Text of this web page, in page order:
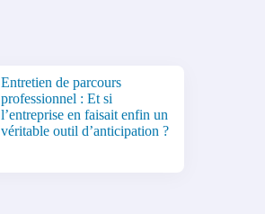
Entretien de parcours
professionnel : Et si
l’entreprise en faisait enfin un
véritable outil d’anticipation ?